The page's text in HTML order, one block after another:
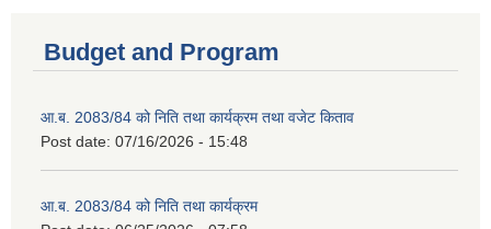
Budget and Program
आ.ब. 2083/84 को निति तथा कार्यक्रम तथा वजेट किताव
Post date: 07/16/2026 - 15:48
आ.ब. 2083/84 को निति तथा कार्यक्रम